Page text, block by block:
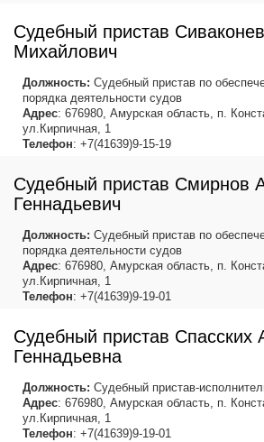
Судебный пристав
Михайлович
Должность: Судебный пристав по
порядка деятельности судов
Адрес: 676980, Амурская область, п.
ул.Кирпичная, 1
Телефон: +7(41639)9-15-19
Судебный пристав Смирнов
Геннадьевич
Должность: Судебный пристав по
порядка деятельности судов
Адрес: 676980, Амурская область, п.
ул.Кирпичная, 1
Телефон: +7(41639)9-19-01
Судебный пристав Спасских
Геннадьевна
Должность: Судебный пристав-
Адрес: 676980, Амурская область, п.
ул.Кирпичная, 1
Телефон: +7(41639)9-19-01